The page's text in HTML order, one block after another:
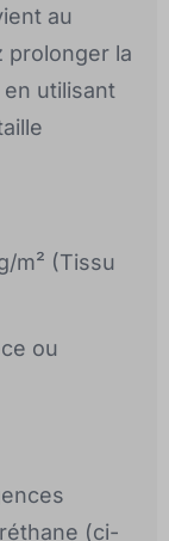
au
prolonger la
utilisant
m² (Tissu
ou
(ci-